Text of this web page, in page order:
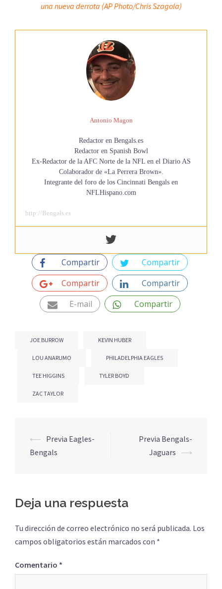
una nueva derrota (AP Photo/Chris Szagola)
Antonio Magon
Redactor en Bengals.es
Redactor en Spanish Bowl
Ex-Redactor de la AFC Norte de la NFL en el Diario AS
Colaborador de «La Perrera Brown».
Integrante del foro de los Cincinnati Bengals en
NFLHispano.com
http://Bengals.es
Compartir
Compartir
Compartir
Compartir
E-mail
Compartir
JOE BURROW KEVIN HUBER
LOU ANARUMO PHILADELPHIA EAGLES
TEE HIGGINS TYLER BOYD
ZAC TAYLOR
⟵ Previa Eagles-
Bengals
Previa Bengals-
Jaguars ⟶
Deja una respuesta
Tu dirección de correo electrónico no será publicada. Los
campos obligatorios están marcados con *
Comentario *